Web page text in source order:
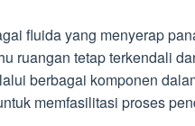
fluida yang menyerap
ruangan tetap terkendali
berbagai komponen
memfasilitasi proses